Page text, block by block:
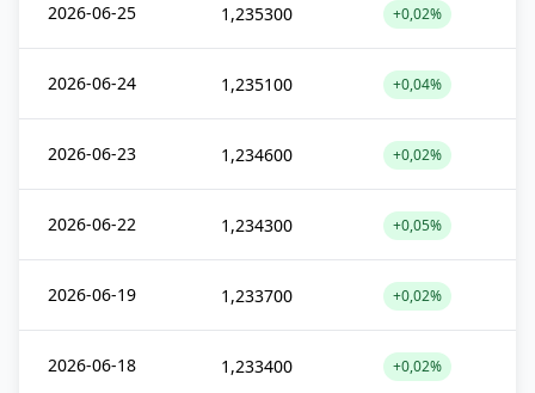
2026-06-25 1,235300 +0,02%
2026-06-24 1,235100 +0,04%
2026-06-23 1,234600 +0,02%
2026-06-22 1,234300 +0,05%
2026-06-19 1,233700 +0,02%
2026-06-18 1,233400 +0,02%